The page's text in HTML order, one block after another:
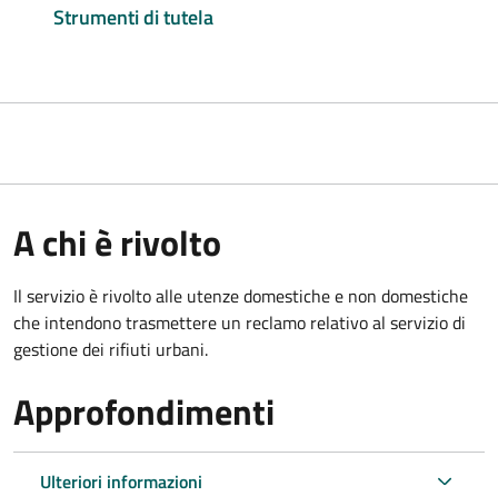
Strumenti di tutela
A chi è rivolto
Il servizio è rivolto alle utenze domestiche e non domestiche
che intendono trasmettere un reclamo relativo al servizio di
gestione dei rifiuti urbani.
Approfondimenti
Ulteriori informazioni